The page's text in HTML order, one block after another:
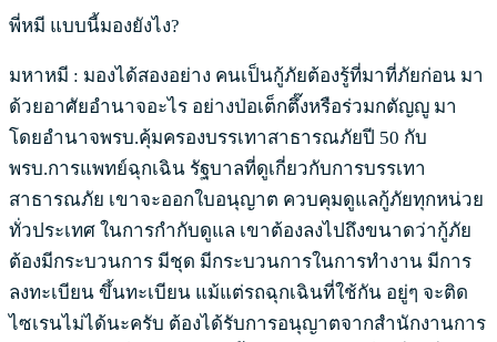
พี่หมี แบบนี้มองยังไง?
มหาหมี : มองได้สองอย่าง คนเป็นกู้ภัยต้องรู้ที่มาที่ภัยก่อน มา
ด้วยอาศัยอำนาจอะไร อย่างป่อเต็กตึ๊งหรือร่วมกตัญญู มา
โดยอำนาจพรบ.คุ้มครองบรรเทาสาธารณภัยปี 50 กับ
พรบ.การแพทย์ฉุกเฉิน รัฐบาลที่ดูเกี่ยวกับการบรรเทา
สาธารณภัย เขาจะออกใบอนุญาต ควบคุมดูแลกู้ภัยทุกหน่วย
ทั่วประเทศ ในการกำกับดูแล เขาต้องลงไปถึงขนาดว่ากู้ภัย
ต้องมีกระบวนการ มีชุด มีกระบวนการในการทำงาน มีการ
ลงทะเบียน ขึ้นทะเบียน แม้แต่รถฉุกเฉินที่ใช้กัน อยู่ๆ จะติด
ไซเรนไม่ได้นะครับ ต้องได้รับการอนุญาตจากสำนักงานการ